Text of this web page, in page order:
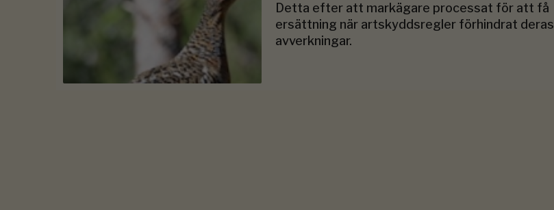
Detta efter att markägare processat för att få
ersättning när artskyddsregler förhindrat deras
avverkningar.